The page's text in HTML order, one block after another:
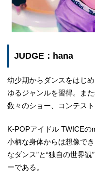
JUDGE：hana
幼少期からダンスをはじ
ゆるジャンルを習得。ま
数々のショー、コンテスト
K-POPアイドル TWICEの
小柄な身体からは想像で
なダンス”と“独自の世界
ーである。